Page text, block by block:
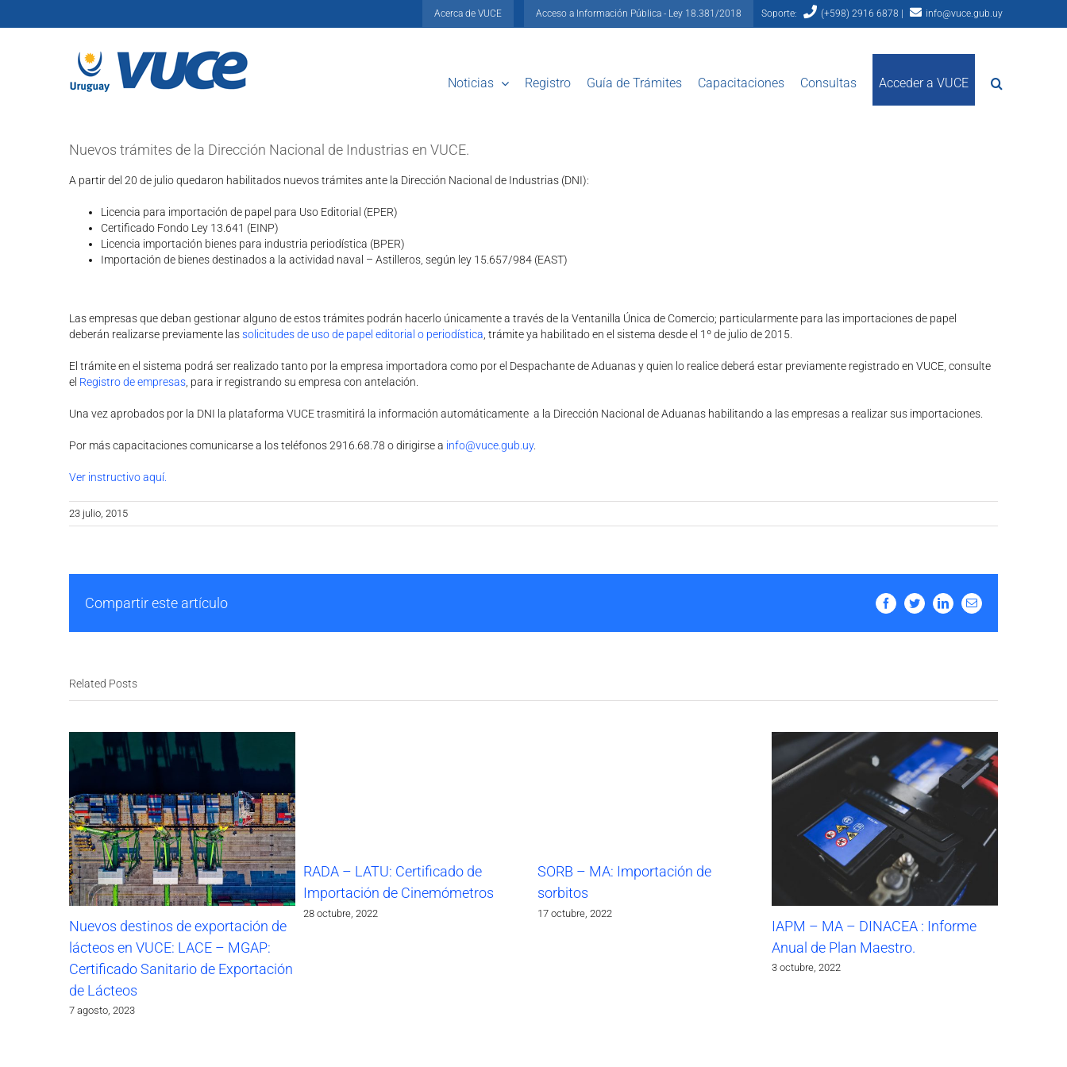
Acerca de VUCE Acceso a Información Pública - Ley 18.381/2018 Soporte: (+598) 2916 6878 | info@vuce.gub.uy
Noticias Registro Guía de Trámites Capacitaciones Consultas Acceder a VUCE
Nuevos trámites de la Dirección Nacional de Industrias en VUCE.
A partir del 20 de julio quedaron habilitados nuevos trámites ante la Dirección Nacional de Industrias (DNI):
Licencia para importación de papel para Uso Editorial (EPER)
Certificado Fondo Ley 13.641 (EINP)
Licencia importación bienes para industria periodística (BPER)
Importación de bienes destinados a la actividad naval – Astilleros, según ley 15.657/984 (EAST)
Las empresas que deban gestionar alguno de estos trámites podrán hacerlo únicamente a través de la Ventanilla Única de Comercio; particularmente para las importaciones de papel
deberán realizarse previamente lassolicitudes de uso de papel editorial o periodística , trámite ya habilitado en el sistema desde el 1º de julio de 2015.
El trámite en el sistema podrá ser realizado tanto por la empresa importadora como por el Despachante de Aduanas y quien lo realice deberá estar previamente registrado en VUCE, consulte
el Registro de empresas , para ir registrando su empresa con antelación.
Una vez aprobados por la DNI la plataforma VUCE trasmitirá la información automáticamente a la Dirección Nacional de Aduanas habilitando a las empresas a realizar sus importaciones.
Por más capacitaciones comunicarse a los teléfonos 2916.68.78 o dirigirse a info@vuce.gub.uy.
Ver instructivo aquí.
23 julio, 2015
Compartir este artículo FacebookTwitterLinkedInEmail
Related Posts
Nuevos destinos de exportación de
lácteos en VUCE: LACE – MGAP:
Certificado Sanitario de Exportación
de Lácteos
7 agosto, 2023
RADA – LATU: Certificado de
Importación de Cinemómetros
28 octubre, 2022
SORB – MA: Importación de
sorbitos
17 octubre, 2022
IAPM – MA – DINACEA : Informe
Anual de Plan Maestro.
3 octubre, 2022